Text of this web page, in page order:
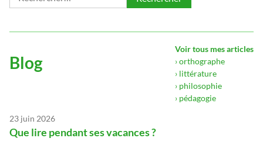
Blog
Voir tous mes articles
› orthographe
› littérature
› philosophie
› pédagogie
23 juin 2026
Que lire pendant ses vacances ?